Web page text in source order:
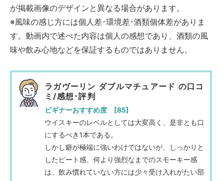
が掲載画像のデザインと異なる場合があります。
※風味の感じ方には個人差･環境差･酒類個体差がありま
す。動画内で述べた内容は個人の感想であり、酒類の風
味や飲み心地などを保証するものではありません。
ラガヴーリン ダブルマチュアード の口コ
ミ/感想･評判
ビギナーおすすめ度 [85]
ウイスキーのレベルとしては大変高く、是非とも口
にするべき1本である。
しかし癖が極端に強いわけではないが、しっかりと
したピート感、何より強烈なまでのスモーキー感
は、飲み慣れていない方には少々受け入れがたい部